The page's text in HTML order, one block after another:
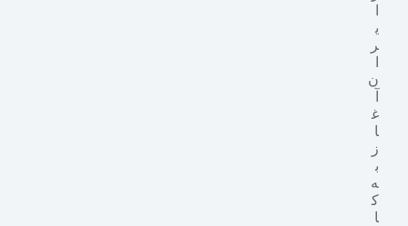
ی
ر
ن
غ
ا
ز
ب
ه
ک
ا